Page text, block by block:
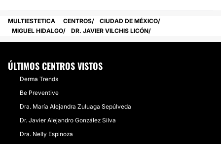
MULTIESTETICA CENTROS
CIUDAD DE MÉXICO
MIGUEL HIDALGO
DR. JAVIER VILCHIS LICÓN
ÚLTIMOS CENTROS VISTOS
Derma Trends
Be Preventive
Dra. María Alejandra Zuluaga Sepúlveda
Dr. Javier Alejandro González Silva
Dra. Nelly Espinoza